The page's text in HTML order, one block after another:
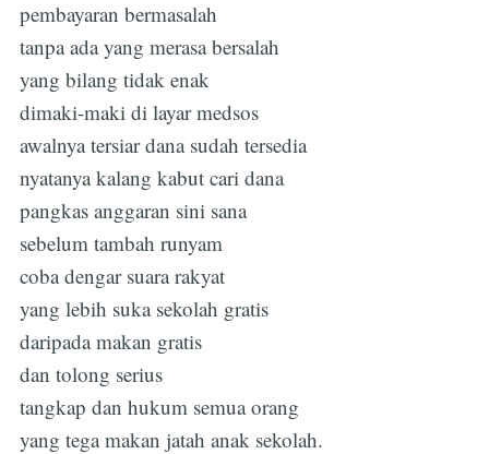
pembayaran bermasalah
tanpa ada yang merasa bersalah
yang bilang tidak enak
dimaki-maki di layar medsos
awalnya tersiar dana sudah tersedia
nyatanya kalang kabut cari dana
pangkas anggaran sini sana
sebelum tambah runyam
coba dengar suara rakyat
yang lebih suka sekolah gratis
daripada makan gratis
dan tolong serius
tangkap dan hukum semua orang
yang tega makan jatah anak sekolah.